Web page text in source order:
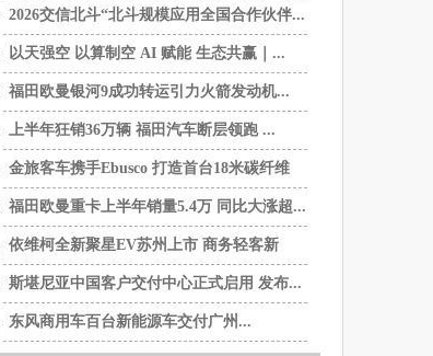
2026交信北斗“北斗规模应用全国合作伙伴...
以天强空 以算制空 AI 赋能 生态共赢｜...
福田欧曼银河9成功转运引力火箭发动机...
上半年狂销36万辆 福田汽车断层领跑 ...
金旅客车携手Ebusco 打造首台18米碳纤维
纯...
福田欧曼重卡上半年销量5.4万 同比大涨超...
依维柯全新聚星EV苏州上市 商务轻客新
选...
斯堪尼亚中国客户交付中心正式启用 发布...
东风商用车百台新能源车交付广州...